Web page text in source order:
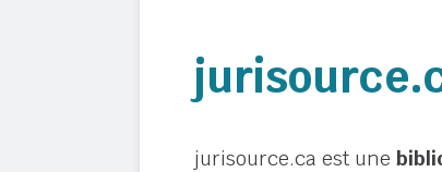
jurisource.ca est une